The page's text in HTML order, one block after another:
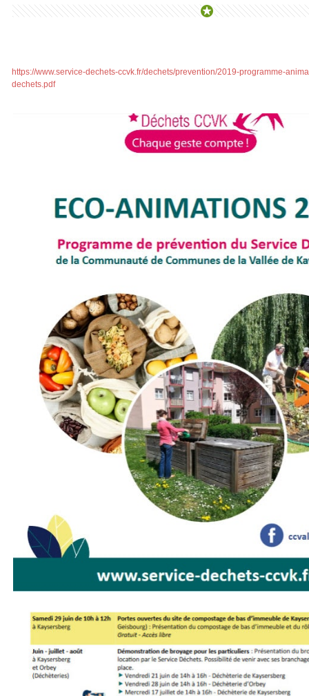
https://www.service-dechets-ccvk.fr/dechets/prevention/2019-programme-
dechets.pdf